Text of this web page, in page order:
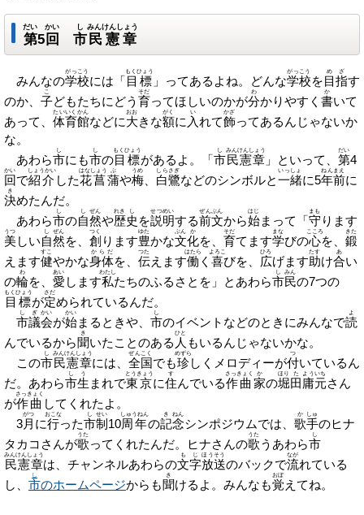
第
だい
5回
かい
市
し
民憲章
みんけんしょう
みんなの学校
がっこう
には「 目標
もくひょう
」ってあるよね。どんな学校
がっこう
を 目指
めざ
す
のか、 子
こ
どもたちにどう 育
そだ
ってほしいのかが分
わ
かりやすく 書
か
いて
あって、 体育館
たいいくかん
などに大
おお
きな額
がく
に 入
い
れて飾
かざ
ってあるんじゃないか
な。
あわら市
し
にも市
し
の目標
もくひょう
があるよ。「 市
し
民憲章
みんけんしょう
」といって、 第
だい
4
回
かい
で紹介
しょうかい
した花菖
はなしょう
蒲
ぶ
や梅
うめ
白鷺
しらさぎ
などのシンボルと一緒
いっしょ
に5年前
ねんまえ
に
決
き
めたんだ。
あわら市
し
の自
し
然
ぜん
や歴
れき
史
し
を説明
せつめい
する前文
ぜんぶん
から始
はじ
まって「 守
まも
ります
美
うつ
しい自
し
然
ぜん
を、 創
つく
ります豊
ゆた
かな文
ぶん
化
か
を、 育
そだ
てます学
まな
びの心
こころ
を、 鍛
きた
えます健
すこ
やかな身体
からだ
を、 伝
つた
えます働
はたら
く 喜
よろこ
びを、 広
ひろ
げます助
たす
け合
あ
い
の輪
わ
を、 愛
あい
します私
わたし
たちのふるさとを」とあわら市
し
民
みん
の7つの
目標
もくひょう
が定
さだ
められているんだ。
市
し
議
ぎ
会
かい
が始
かい
まるときや、 市
し
のイベントなどのときにみんなで読
よ
んでいるから聞
き
いたことのある 人
ひと
もいるんじゃないかな。
この市
し
民憲章
みんけんしょう
には、 全国
ぜんこく
でも珍
めずら
しくメロディーが付
つ
いているん
だ。あわら市
し
生
う
まれで東京
とうきょう
に住
す
んでいる作曲
さっきょく
家
か
の堀
ほり
田
た
庸元
よういち
さん
が作曲
さっきょく
してくれたよ。
3月
がつ
に行
おこな
った市
し
制
せい
10周年
しゅうねん
の記
き
念
ねん
シンポジウムでは、 歌
か
手
しゅ
のヒナ
タカコさんが歌
うた
ってくれたんだ。ヒナさんの歌
うた
うあわら市
し
民憲章
みんけんしょう
は、チャンネルあわらの文字
もじ
放送
ほうそう
のバックで流
なが
れている
し、 市
し
のホームページからも聞
き
けるよ。みんなも覚
おぼ
えてね。